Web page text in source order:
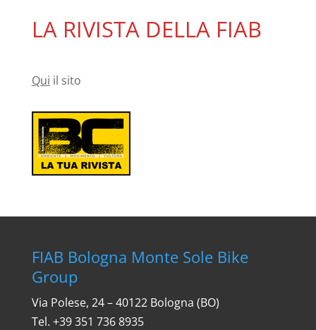
LA RIVISTA DELLA FIAB
Qui il sito
FIAB Bologna Monte Sole Bike
Group
Via Polese, 24 – 40122 Bologna (BO)
Tel. ‎+39 351 736 8935